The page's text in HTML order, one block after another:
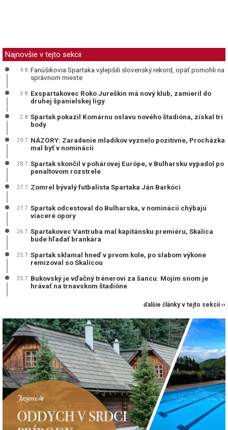
Najnovšie v tejto sekcii
4.8. Fanúšikovia Spartaka vylepšili slovenský rekord, opäť pomohli na
správnom mieste
3.8. Exspartakovec Roko Jureškin má nový klub, zamieril do
druhej španielskej ligy
2.8. Spartak pokazil Komárnu oslavu nového štadióna, získal tri
body
29.7. NÁZORY: Zaradenie mladíkov vyznelo pozitívne, Procházka
mal byť v nominácii
28.7. Spartak skončil v pohárovej Európe, v Bulharsku vypadol po
penaltovom rozstrele
27.7. Zomrel bývalý futbalista Spartaka Ján Barkóci
27.7. Spartak odcestoval do Bulharska, v nominácii chýbajú
viaceré opory
26.7. Spartakovec Vantruba mal kapitánsku premiéru, Skalica
bude hľadať brankára
25.7. Spartak sklamal hneď v prvom kole, po slabom výkone
remizoval so Skalicou
25.7. Bukovský je vďačný trénerovi za šancu: Mojím snom je
hrávať na trnavskom štadióne
ďalšie články v tejto sekcii ››